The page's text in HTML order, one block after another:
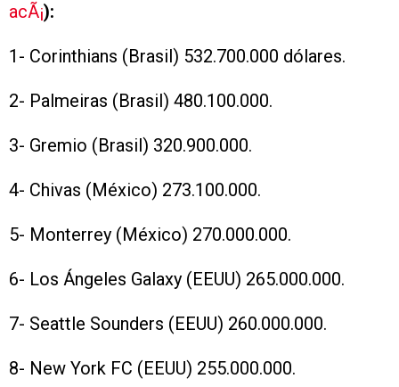
acÃ¡):
1- Corinthians (Brasil) 532.700.000 dólares.
2- Palmeiras (Brasil) 480.100.000.
3- Gremio (Brasil) 320.900.000.
4- Chivas (México) 273.100.000.
5- Monterrey (México) 270.000.000.
6- Los Ángeles Galaxy (EEUU) 265.000.000.
7- Seattle Sounders (EEUU) 260.000.000.
8- New York FC (EEUU) 255.000.000.